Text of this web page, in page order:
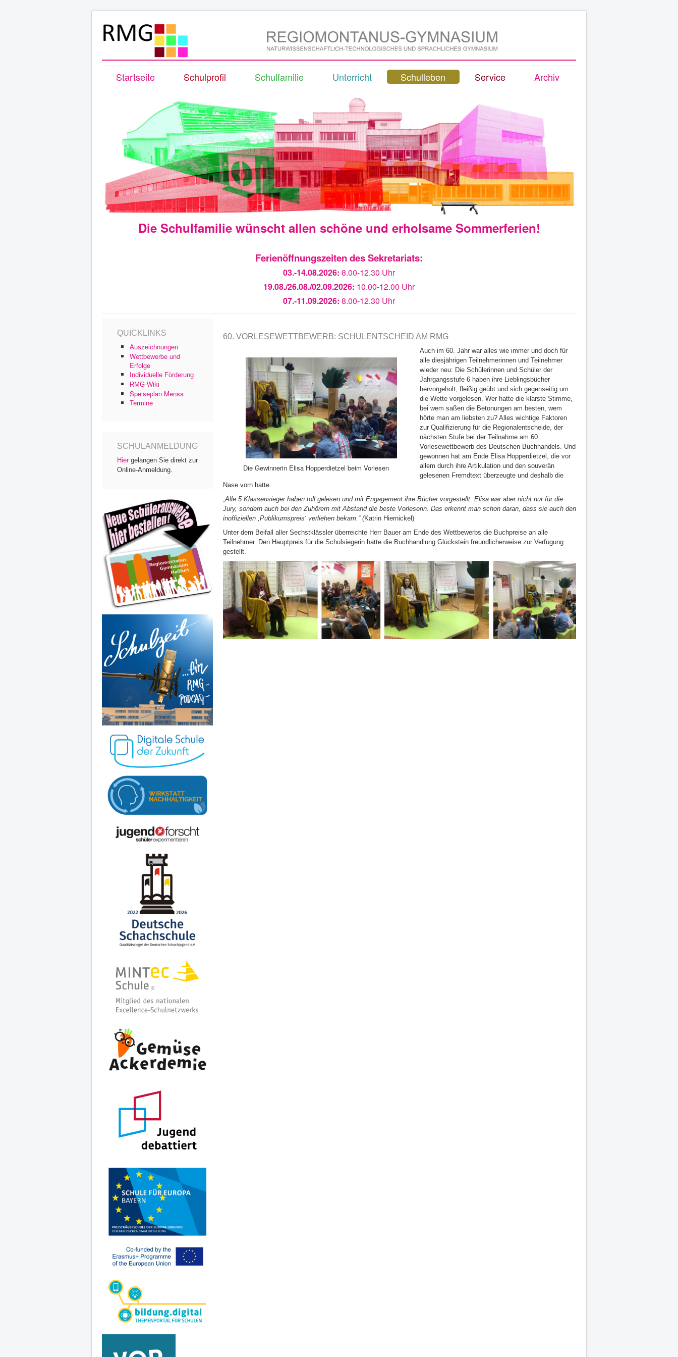
Startseite Schulprofil Schulfamilie Unterricht Schulleben Service Archiv
Die Schulfamilie wünscht allen schöne und erholsame Sommerferien!
Ferienöffnungszeiten des Sekretariats:
03.-14.08.2026: 8.00-12.30 Uhr
19.08./26.08./02.09.2026: 10.00-12.00 Uhr
07.-11.09.2026: 8.00-12.30 Uhr
QUICKLINKS
Auszeichnungen
Wettbewerbe und
Erfolge
Individuelle Förderung
RMG-Wiki
Speiseplan Mensa
Termine
SCHULANMELDUNG
Hiergelangen Sie direkt zur
Online-Anmeldung.
60. VORLESEWETTBEWERB: SCHULENTSCHEID AM RMG
Die Gewinnerin Elisa Hopperdietzel beim Vorlesen
Auch im 60. Jahr war alles wie immer und doch für
alle diesjährigen Teilnehmerinnen und Teilnehmer
wieder neu: Die Schülerinnen und Schüler der
Jahrgangsstufe 6 haben ihre Lieblingsbücher
hervorgeholt, fleißig geübt und sich gegenseitig um
die Wette vorgelesen. Wer hatte die klarste Stimme,
bei wem saßen die Betonungen am besten, wem
hörte man am liebsten zu? Alles wichtige Faktoren
zur Qualifizierung für die Regionalentscheide, der
nächsten Stufe bei der Teilnahme am 60.
Vorlesewettbewerb des Deutschen Buchhandels. Und
gewonnen hat am Ende Elisa Hopperdietzel, die vor
allem durch ihre Artikulation und den souverän
gelesenen Fremdtext überzeugte und deshalb die
Nase vorn hatte.
„Alle 5 Klassensieger haben toll gelesen und mit Engagement ihre Bücher vorgestellt. Elisa war aber nicht nur für die
Jury, sondern auch bei den Zuhörern mit Abstand die beste Vorleserin. Das erkennt man schon daran, dass sie auch den
inoffiziellen ,Publikumspreis‘ verliehen bekam.“ (Katrin Hiernickel)
Unter dem Beifall aller Sechstklässler überreichte Herr Bauer am Ende des Wettbewerbs die Buchpreise an alle
Teilnehmer. Den Hauptpreis für die Schulsiegerin hatte die Buchhandlung Glückstein freundlicherweise zur Verfügung
gestellt.